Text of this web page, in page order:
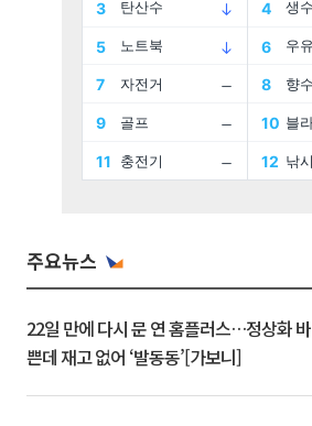
주요뉴스
22일 만에 다시 문 연 홈플러스…정상화 바
쁜데 재고 없어 ‘발동동’[가보니]